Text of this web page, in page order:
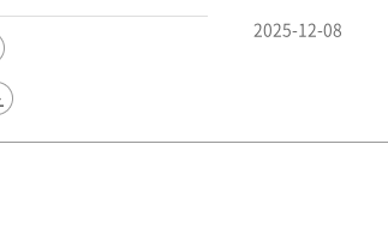
2025-12-08